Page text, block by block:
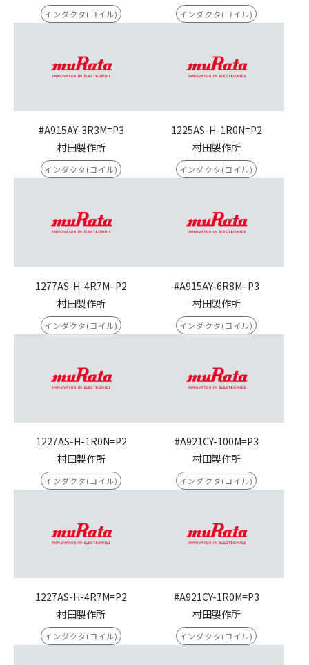
インダクタ(コイル) インダクタ(コイル)
#A915AY-3R3M=P3
村田製作所
インダクタ(コイル)
1225AS-H-1R0N=P2
村田製作所
インダクタ(コイル)
1277AS-H-4R7M=P2
村田製作所
インダクタ(コイル)
#A915AY-6R8M=P3
村田製作所
インダクタ(コイル)
1227AS-H-1R0N=P2
村田製作所
インダクタ(コイル)
#A921CY-100M=P3
村田製作所
インダクタ(コイル)
1227AS-H-4R7M=P2
村田製作所
インダクタ(コイル)
#A921CY-1R0M=P3
村田製作所
インダクタ(コイル)